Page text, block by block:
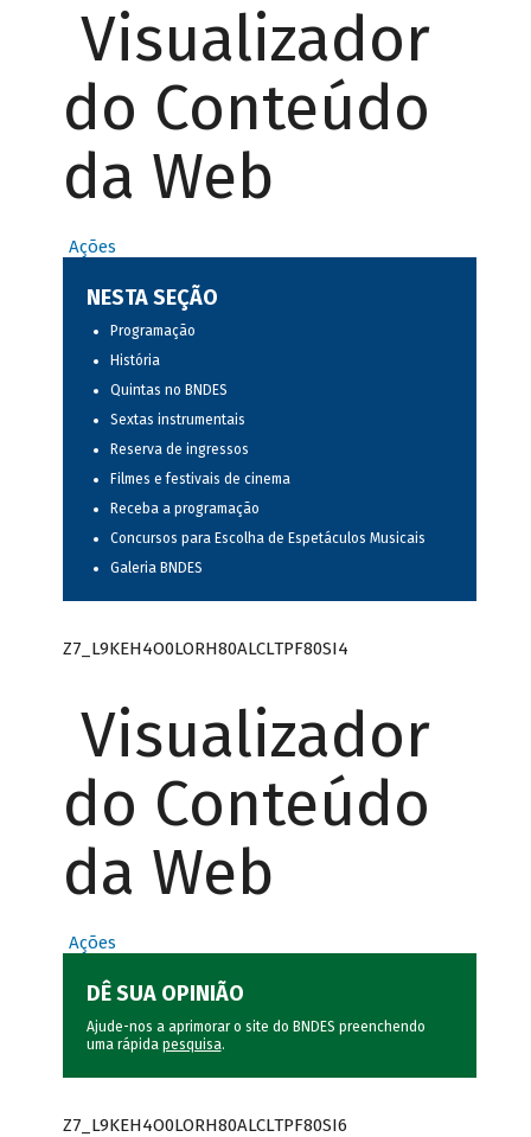
Visualizador
do Conteúdo
da Web
Ações
NESTA SEÇÃO
Programação
História
Quintas no BNDES
Sextas instrumentais
Reserva de ingressos
Filmes e festivais de cinema
Receba a programação
Concursos para Escolha de Espetáculos Musicais
Galeria BNDES
Z7_L9KEH4O0LORH80ALCLTPF80SI4
Visualizador
do Conteúdo
da Web
Ações
DÊ SUA OPINIÃO
Ajude-nos a aprimorar o site do BNDES preenchendo
uma rápida pesquisa.
Z7_L9KEH4O0LORH80ALCLTPF80SI6